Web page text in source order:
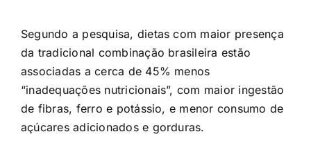
Segundo a pesquisa, dietas com maior presença
da tradicional combinação brasileira estão
associadas a cerca de 45% menos
“inadequações nutricionais”, com maior ingestão
de fibras, ferro e potássio, e menor consumo de
açúcares adicionados e gorduras.